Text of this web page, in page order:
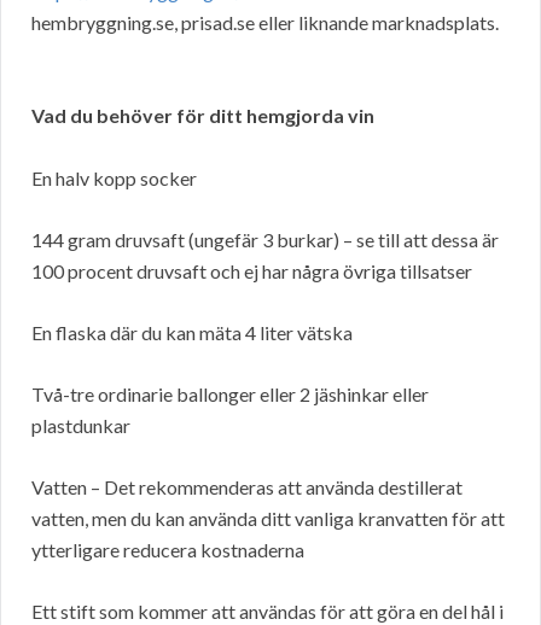
hembryggning.se, prisad.se eller liknande marknadsplats.
Vad du behöver för ditt hemgjorda vin
En halv kopp socker
144 gram druvsaft (ungefär 3 burkar) – se till att dessa är
100 procent druvsaft och ej har några övriga tillsatser
En flaska där du kan mäta 4 liter vätska
Två-tre ordinarie ballonger eller 2 jäshinkar eller
plastdunkar
Vatten – Det rekommenderas att använda destillerat
vatten, men du kan använda ditt vanliga kranvatten för att
ytterligare reducera kostnaderna
Ett stift som kommer att användas för att göra en del hål i